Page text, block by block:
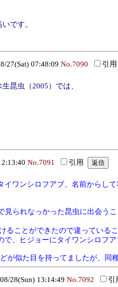
です。
27(Sat) 07:48:09 No.7090 引用
昆虫（2005）では、
No.7091 引用
ワンシロフアブ、名前からし
られなっかった昆虫に出会う
ることができたので違っている
、ヒジョーにタイワンシロフア
が似た目を持ってましたが、同
28(Sun) 13:14:49 No.7092 引